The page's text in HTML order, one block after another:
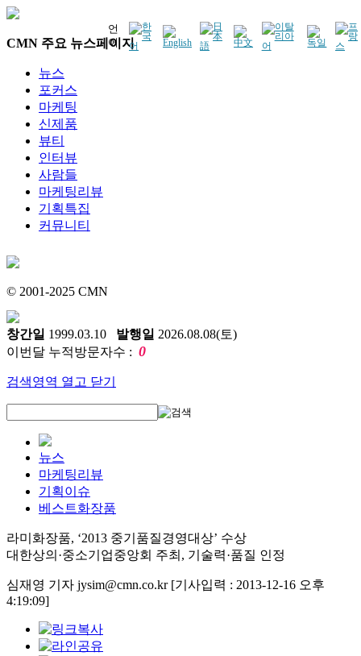
언
어
CMN 주요 뉴스페이지
뉴스
포커스
마케팅
신제품
뷰티
인터뷰
사람들
마케팅리뷰
기획특집
커뮤니티
© 2001-2025 CMN
창간일 1999.03.10 발행일 2026.08.08(토)
이번달 누적방문자수 : 0
검색영역 열고 닫기
뉴스
마케팅리뷰
기획이슈
베스트화장품
라미화장품, ‘2013 중기품질경영대상’ 수상
대한상의·중소기업중앙회 주최, 기술력·품질 인정
심재영 기자 jysim@cmn.co.kr [기사입력 : 2013-12-16 오후
4:19:09]